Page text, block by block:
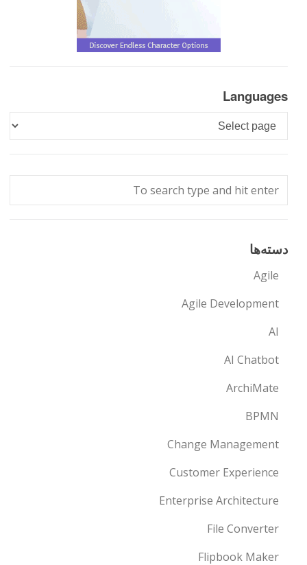
Languages
Languages
دسته‌ها
Agile
Agile Development
AI
AI Chatbot
ArchiMate
BPMN
Change Management
Customer Experience
Enterprise Architecture
File Converter
Flipbook Maker